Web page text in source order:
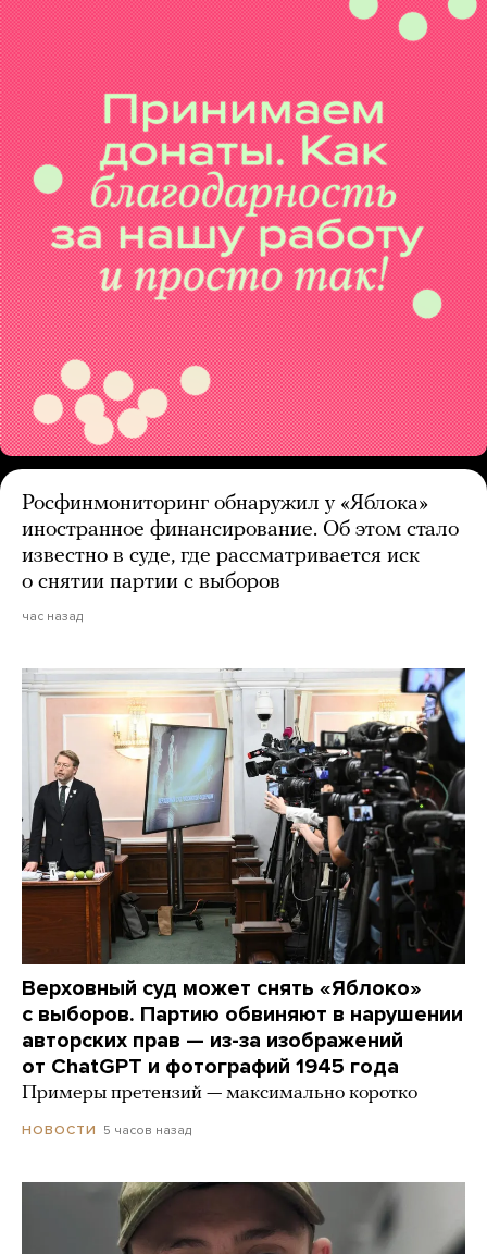
Росфинмониторинг обнаружил у «Яблока»
иностранное финансирование. Об этом стало
известно в суде, где рассматривается иск
о снятии партии с выборов
час назад
Верховный суд может снять «Яблоко»
с выборов. Партию обвиняют в нарушении
авторских прав — из-за изображений
от ChatGPT и фотографий 1945 года
Примеры претензий — максимально коротко
НОВОСТИ 5 часов назад